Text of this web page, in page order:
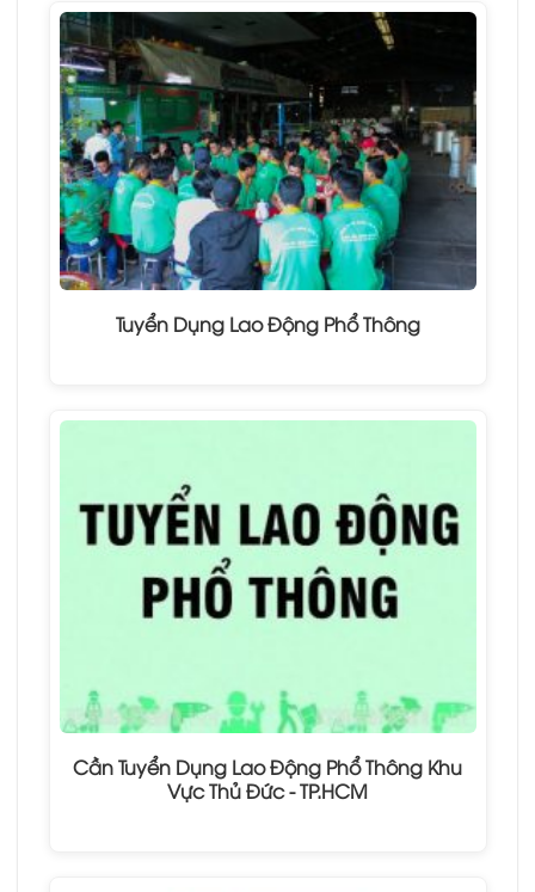
Tuyển Dụng Lao Động Phổ Thông
Cần Tuyển Dụng Lao Động Phổ Thông Khu
Vực Thủ Đức - TP.HCM